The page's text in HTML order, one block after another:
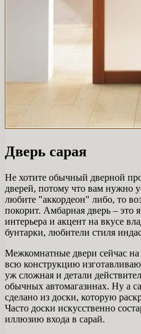
Дверь сарая
Не хотите обычный дверной
дверей, потому что вам нужно
любите "аккордеон" либо, то
покорит. Амбарная дверь – это
интерьера и акцент на вкусе
бунтарки, любители стиля
Межкомнатные двери сейчас
всю конструкцию
уж сложная и детали
обычных автомагазинах. Ну а
сделано из доски, которую
Часто доски искусственно
иллюзию входа в сарай.